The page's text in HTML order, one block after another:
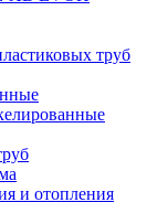
труб
и отопления